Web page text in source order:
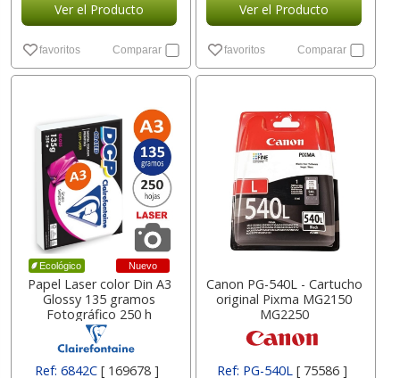
Ver el Producto
favoritos Comparar
Ver el Producto
favoritos Comparar
Ecológico Nuevo
Papel Laser color Din A3
Glossy 135 gramos
Fotográfico 250 h
Ref: 6842C [ 169678 ]
Canon PG-540L - Cartucho
original Pixma MG2150
MG2250
Ref: PG-540L [ 75586 ]